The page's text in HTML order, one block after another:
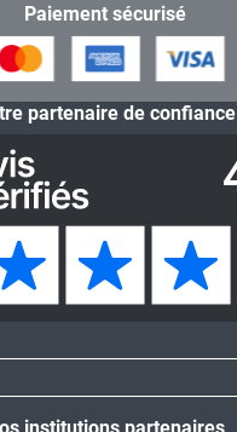
Paiement sécurisé
partenaire de confiance